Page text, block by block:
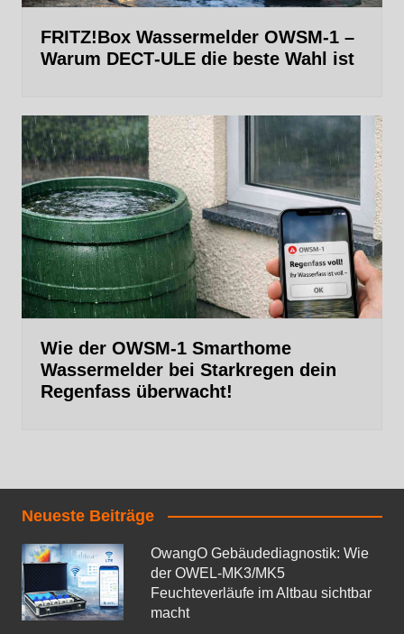
FRITZ!Box Wassermelder OWSM-1 –
Warum DECT‑ULE die beste Wahl ist
Wie der OWSM‑1 Smarthome
Wassermelder bei Starkregen dein
Regenfass überwacht!
Neueste Beiträge
OwangO Gebäudediagnostik: Wie
der OWEL‑MK3/MK5
Feuchteverläufe im Altbau sichtbar
macht